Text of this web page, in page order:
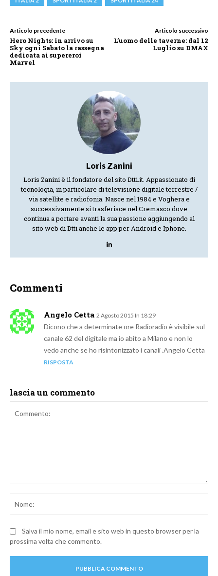
Articolo precedente
Hero Nights: in arrivo su
Sky ogni Sabato la rassegna
dedicata ai supereroi
Marvel
Articolo successivo
L’uomo delle taverne: dal 12
Luglio su DMAX
Loris Zanini
Loris Zanini è il fondatore del sito Dtti.it. Appassionato di
tecnologia, in particolare di televisione digitale terrestre /
via satellite e radiofonia. Nasce nel 1984 e Voghera e
successivamente si trasferisce nel Cremasco dove
continua a portare avanti la sua passione aggiungendo al
sito web di Dtti anche le app per Android e Iphone.
Commenti
Angelo Cetta 2 Agosto 2015 In 18:29
Dicono che a determinate ore Radioradio è visibile sul
canale 62 del digitale ma io abito a Milano e non lo
vedo anche se ho risintonizzato i canali .Angelo Cetta
RISPOSTA
lascia un commento
Salva il mio nome, email e sito web in questo browser per la
prossima volta che commento.